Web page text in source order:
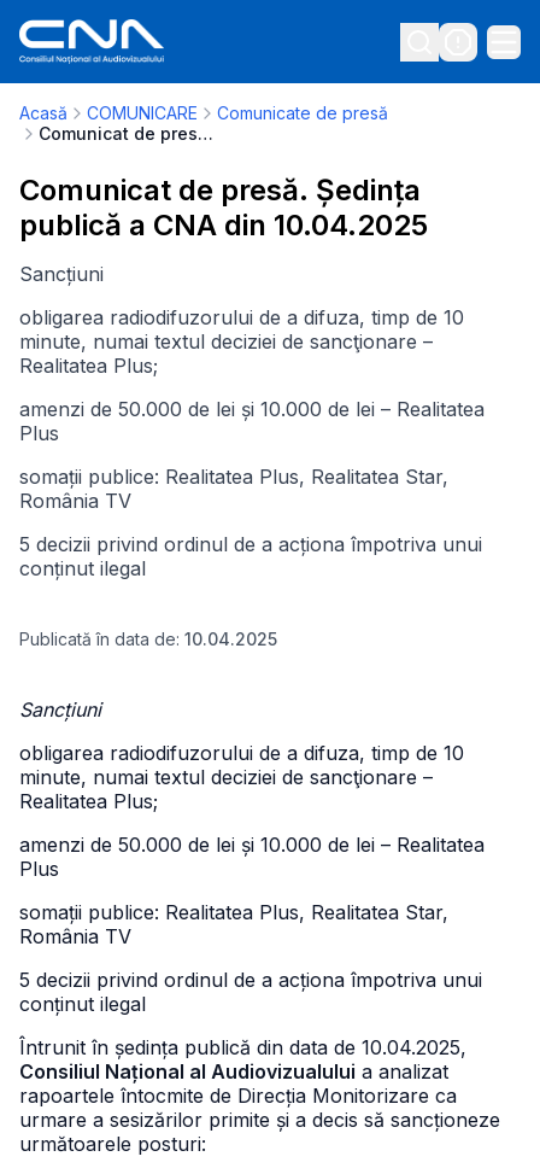
Acasă COMUNICARE
Comunicate de presă
Comunicat de presă. Ședința publică a CNA din 10.04.2025
Comunicat de presă. Ședința
publică a CNA din 10.04.2025
Sancțiuni
obligarea radiodifuzorului de a difuza, timp de 10
minute, numai textul deciziei de sancţionare –
Realitatea Plus;
amenzi de 50.000 de lei și 10.000 de lei – Realitatea
Plus
somații publice: Realitatea Plus, Realitatea Star,
România TV
5 decizii privind ordinul de a acționa împotriva unui
conținut ilegal
Publicată în data de: 10.04.2025
Sancțiuni
obligarea radiodifuzorului de a difuza, timp de 10
minute, numai textul deciziei de sancţionare –
Realitatea Plus;
amenzi de 50.000 de lei și 10.000 de lei – Realitatea
Plus
somații publice: Realitatea Plus, Realitatea Star,
România TV
5 decizii privind ordinul de a acționa împotriva unui
conținut ilegal
Întrunit în ședința publică din data de 10.04.2025,
Consiliul Național al Audiovizualului a analizat
rapoartele întocmite de Direcția Monitorizare ca
urmare a sesizărilor primite și a decis să sancționeze
următoarele posturi: